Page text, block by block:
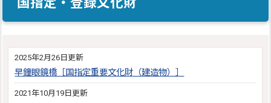
2025年2月26日更新
早鐘眼鏡橋［国指定重要文化財（建造物）］
2021年10月19日更新